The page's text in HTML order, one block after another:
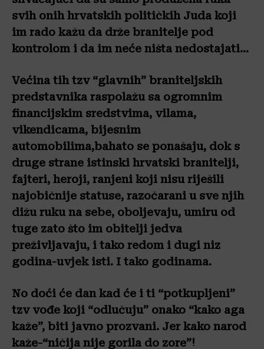
svih onih hrvatskih političkih Juda koji
im rado kažu da drže branitelje pod
kontrolom i da im neće ništa nedostajati…
Većina tih tzv “glavnih” braniteljskih
predstavnika raspolažu sa ogromnim
financijskim sredstvima, vilama,
vikendicama, bijesnim
automobilima,bahato se ponašaju, dok s
druge strane istinski hrvatski branitelji,
fajteri, heroji, ranjeni koji nisu riješili
najobičnije statuse, razočarani u sve njih
dižu ruku na sebe, oboljevaju, umiru od
tuge zato što im obitelji jedva
preživljavaju, i tako redom i dugi niz
godina-uvjek isti. I tako godinama.
No doći će dan kad će i ti “potkupljeni”
tzv vođe koji “odlučuju” onako “kako aga
kaže”, biti javno prozvani. Jer kako narod
kaže-“ničija nije gorila do zore”!